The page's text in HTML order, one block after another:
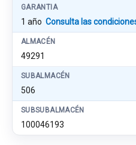
GARANTIA
1 año Consulta las
ALMACÉN
49291
SUBALMACÉN
506
SUBSUBALMACÉN
100046193